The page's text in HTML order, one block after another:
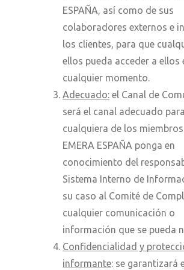
ESPAÑA, así como de sus
colaboradores externos e
los clientes, para que
ellos pueda acceder a ellos
cualquier momento.
Adecuado: el Canal de
será el canal adecuado
cualquiera de los
EMERA ESPAÑA ponga en
conocimiento del
Sistema Interno de
su caso al Comité de
cualquier comunicación o
información que se pueda
Confidencialidad y
informante: se garantizará